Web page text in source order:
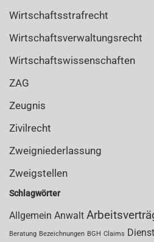
Wirtschaftsstrafrecht
Wirtschaftsverwaltungsrecht
Wirtschaftswissenschaften
ZAG
Zeugnis
Zivilrecht
Zweigniederlassung
Zweigstellen
Schlagwörter
Allgemein Anwalt
Beratung Bezeichnungen BGH Claims